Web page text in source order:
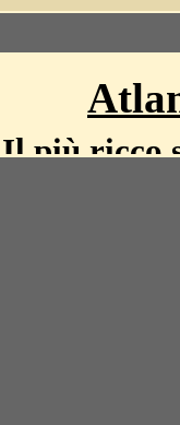
Il più ricco